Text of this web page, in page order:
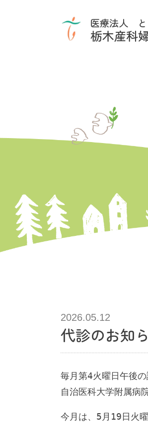
医療法人 と
栃木産科
2026.05.12
代診のお知
毎月第4火曜日午後の
自治医科大学附属病
今月は、5月19日火